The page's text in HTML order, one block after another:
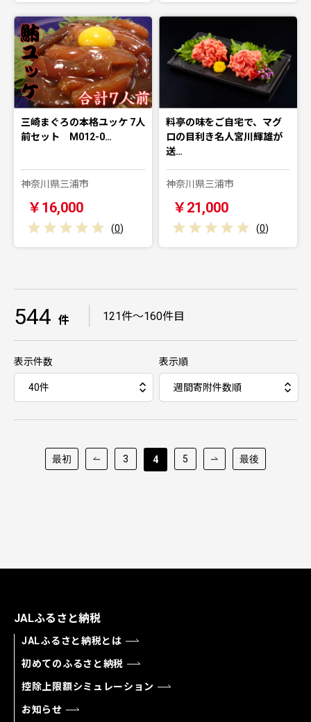
三崎まぐろの本格ユッケ 7人
前セット M012-0…
神奈川県三浦市
￥16,000
(0)
料亭の味をご自宅で、マグ
ロの目利き名人宮川輝雄が
送…
神奈川県三浦市
￥21,000
(0)
544 件 121件～160件目
表示件数 表示順
最初 3 4 5 最後
JALふるさと納税
JALふるさと納税とは
初めてのふるさと納税
控除上限額シミュレーション
お知らせ